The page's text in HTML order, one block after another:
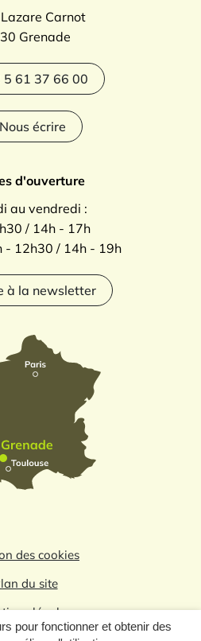
pour fonctionner et obtenir des
Carnot
Grenade
5 61 37 66 00
Nous écrire
d'ouverture
au vendredi :
/ 14h - 17h
- 12h30 / 14h - 19h
à la newsletter
des cookies
du site
légales